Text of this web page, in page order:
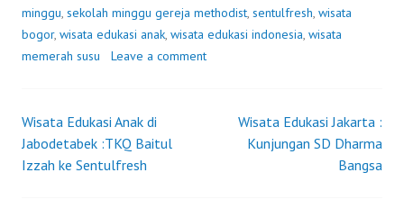
minggu, sekolah minggu gereja methodist, sentulfresh, wisata
bogor, wisata edukasi anak, wisata edukasi indonesia, wisata
memerah susu
Leave a comment
Post
navigation
Wisata Edukasi Anak di
Jabodetabek :TKQ Baitul
Izzah ke Sentulfresh
Wisata Edukasi Jakarta :
Kunjungan SD Dharma
Bangsa